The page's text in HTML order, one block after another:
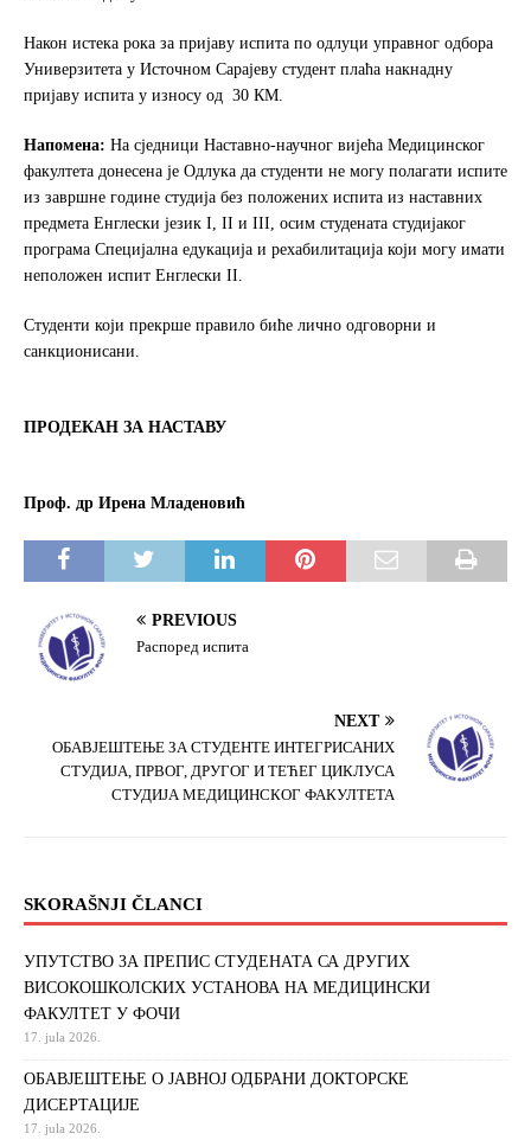
Након истека рока за пријаву испита по одлуци управног одбора
Универзитета у Источном Сарајеву студент плаћа накнадну
пријаву испита у износу од 30 КМ.
Напомена: На сједници Наставно-научног вијећа Медицинског
факултета донесена је Одлука да студенти не могу полагати испите
из завршне године студија без положених испита из наставних
предмета Енглески језик I, II и III, осим студената студијаког
програма Специјална едукација и рехабилитација који могу имати
неположен испит Енглески II.
Студенти који прекрше правило биће лично одговорни и
санкционисани.
ПРОДЕКАН ЗА НАСТАВУ
Проф. др Ирена Младеновић
PREVIOUS
Распоред испита
NEXT
ОБАВЈЕШТЕЊЕ ЗА СТУДЕНТЕ ИНТЕГРИСАНИХ
СТУДИЈА, ПРВОГ, ДРУГОГ И ТЕЋЕГ ЦИКЛУСА
СТУДИЈА МЕДИЦИНСКОГ ФАКУЛТЕТА
SKORAŠNJI ČLANCI
УПУТСТВО ЗА ПРЕПИС СТУДЕНАТА СА ДРУГИХ
ВИСОКОШКОЛСКИХ УСТАНОВА НА МЕДИЦИНСКИ
ФАКУЛТЕТ У ФОЧИ
17. jula 2026.
ОБАВЈЕШТЕЊЕ О ЈАВНОЈ ОДБРАНИ ДОКТОРСКЕ
ДИСЕРТАЦИЈЕ
17. jula 2026.